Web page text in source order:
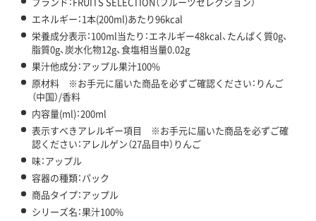
エネルギー：1本(200ml)あたり96kcal
栄養成分表示：100ml当たり：エネルギー48kcal、たんぱく質0g、
脂質0g、炭水化物12g、食塩相当量0.02g
果汁他成分：アップル果汁100%
原材料 ※お手元に届いた商品を必ずご確認ください：りんご
（中国）/香料
内容量(ml)：200ml
表示すべきアレルギー項目 ※お手元に届いた商品を必ずご確
認ください：アレルゲン（27品目中）りんご
味：アップル
容器の種類：パック
商品タイプ：アップル
シリーズ名：果汁100%